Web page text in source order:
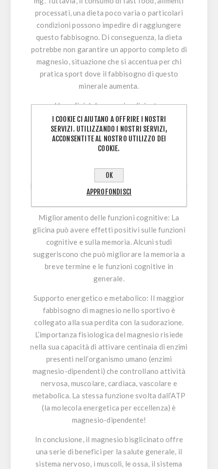
processati, una dieta poco varia o particolari
condizioni possono impedire di raggiungere
questo fabbisogno. Di conseguenza, la dieta
potrebbe non garantire un apporto completo di
magnesio, situazione che si accentua per chi
pratica sport dove il fabbisogno di questo
minerale aumenta.
I benefici del magnesio glicinato:
Supporto al sonno: può aiutare a ridurre il
tempo necessario per addormentarsi e a
migliorare la qualità del sonno. La glicina è un
calmante sul cervello. Pertanto, il magnesio
bisglicinato potrebbe contribuire a migliorare il
sonno e a ridurre l’ansia.
Miglioramento delle funzioni cognitive: La
glicina può avere effetti positivi sulle funzioni
cognitive e sulla memoria. Alcuni studi
suggeriscono che può migliorare la memoria a
breve termine e le funzioni cognitive in
generale.
Supporto energetico e metabolico: Il maggior
fabbisogno di magnesio nello sportivo è
collegato alla sua perdita con la sudorazione.
L’importanza fisiologica del magnesio risiede
nella sua capacità di attivare centinaia di enzimi
presenti nell’organismo umano (enzimi
magnesio-dipendenti) che controllano attività
nervosa, muscolare, cardiaca, vascolare e
metabolica. La stessa funzione svolta dall’ATP
(la molecola energetica per eccellenza) è
magnesio-dipendente!
In conclusione, il magnesio bisglicinato offre
una serie di benefici per la salute generale, il
sistema nervoso, i muscoli, le ossa, il sistema
I COOKIE CI AIUTANO A OFFRIRE I NOSTRI
SERVIZI. UTILIZZANDO I NOSTRI SERVIZI,
ACCONSENTITE AL NOSTRO UTILIZZO DEI
COOKIE.
OK
APPROFONDISCI